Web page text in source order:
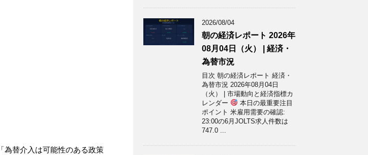
為替介入は可能性のある政策
2026/08/04
朝の経済レポート 2026年
08月04日（火） | 経済・
為替市況
目次 朝の経済レポート 経済・
為替市況 2026年08月04日
（火） | 市場動向と経済指標カ
レンダー
本日の最重要注目
ポイント 米雇用需要の確認:
23:00の6月JOLTS求人件数は
747.0 ...